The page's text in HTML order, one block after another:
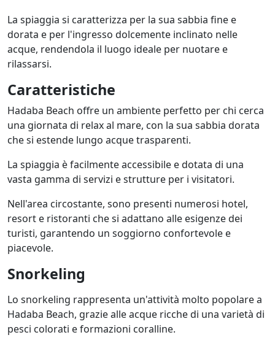
La spiaggia si caratterizza per la sua sabbia fine e
dorata e per l'ingresso dolcemente inclinato nelle
acque, rendendola il luogo ideale per nuotare e
rilassarsi.
Caratteristiche
Hadaba Beach offre un ambiente perfetto per chi cerca
una giornata di relax al mare, con la sua sabbia dorata
che si estende lungo acque trasparenti.
La spiaggia è facilmente accessibile e dotata di una
vasta gamma di servizi e strutture per i visitatori.
Nell'area circostante, sono presenti numerosi hotel,
resort e ristoranti che si adattano alle esigenze dei
turisti, garantendo un soggiorno confortevole e
piacevole.
Snorkeling
Lo snorkeling rappresenta un'attività molto popolare a
Hadaba Beach, grazie alle acque ricche di una varietà di
pesci colorati e formazioni coralline.